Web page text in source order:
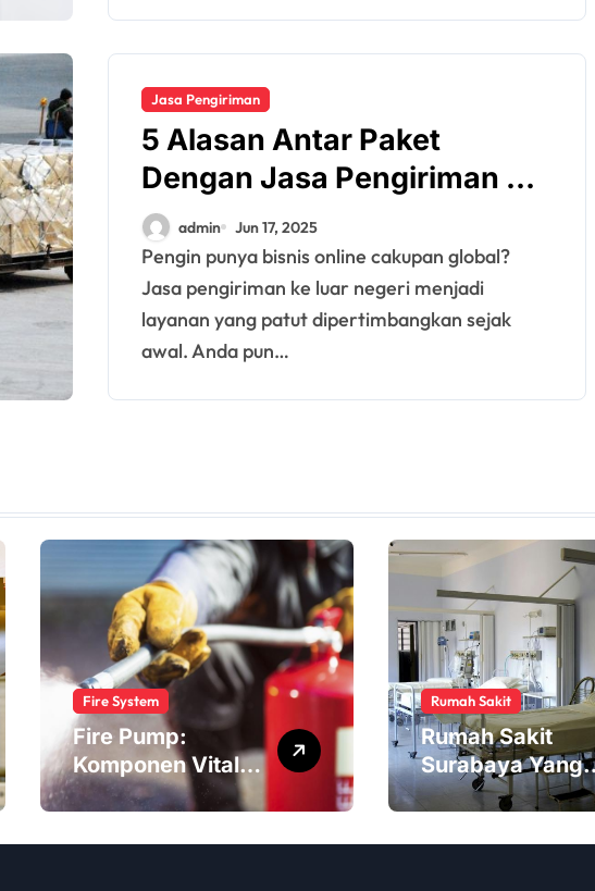
Jasa Pengiriman
5 Alasan Antar Paket
Dengan Jasa Pengiriman Ke
Luar Negeri
admin Jun 17, 2025
Pengin punya bisnis online cakupan global?
Jasa pengiriman ke luar negeri menjadi
layanan yang patut dipertimbangkan sejak
awal. Anda pun…
Fire System
Fire Pump:
Komponen Vital
dalam Sistem
Kebakaran
Rumah Sakit
Rumah Sakit
Surabaya Yang
Melayani Pasien